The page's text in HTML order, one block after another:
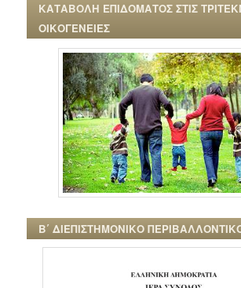
ΚΑΤΑΒΟΛΗ ΕΠΙΔΟΜΑΤΟΣ ΣΤΙΣ
ΟΙΚΟΓΕΝΕΙΕΣ
Β΄ ΔΙΕΠΙΣΤΗΜΟΝΙΚΟ